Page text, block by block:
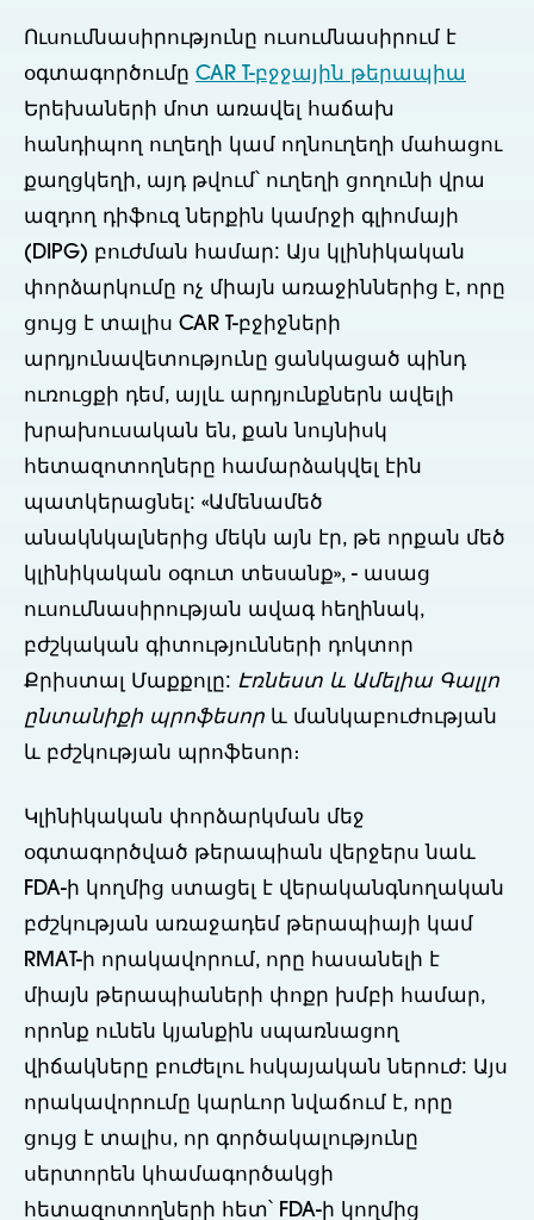
Ուսումնասիրությունը ուսումնասիրում է
օգտագործումը CAR T-բջջային թերապիա
Երեխաների մոտ առավել հաճախ
հանդիպող ուղեղի կամ ողնուղեղի մահացու
քաղցկեղի, այդ թվում՝ ուղեղի ցողունի վրա
ազդող դիֆուզ ներքին կամրջի գլիոմայի
(DIPG) բուժման համար: Այս կլինիկական
փորձարկումը ոչ միայն առաջիններից է, որը
ցույց է տալիս CAR T-բջիջների
արդյունավետությունը ցանկացած պինդ
ուռուցքի դեմ, այլև արդյունքներն ավելի
խրախուսական են, քան նույնիսկ
հետազոտողները համարձակվել էին
պատկերացնել: «Ամենամեծ
անակնկալներից մեկն այն էր, թե որքան մեծ
կլինիկական օգուտ տեսանք», - ասաց
ուսումնասիրության ավագ հեղինակ,
բժշկական գիտությունների դոկտոր
Քրիստալ Մաքքոլը: Էռնեստ և Ամելիա Գալլո
ընտանիքի պրոֆեսոր և մանկաբուժության
և բժշկության պրոֆեսոր։
Կլինիկական փորձարկման մեջ
օգտագործված թերապիան վերջերս նաև
FDA-ի կողմից ստացել է վերականգնողական
բժշկության առաջադեմ թերապիայի կամ
RMAT-ի որակավորում, որը հասանելի է
միայն թերապիաների փոքր խմբի համար,
որոնք ունեն կյանքին սպառնացող
վիճակները բուժելու հսկայական ներուժ: Այս
որակավորումը կարևոր նվաճում է, որը
ցույց է տալիս, որ գործակալությունը
սերտորեն կհամագործակցի
հետազոտողների հետ՝ FDA-ի կողմից